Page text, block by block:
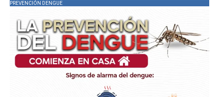
PREVENCIÓN DENGUE